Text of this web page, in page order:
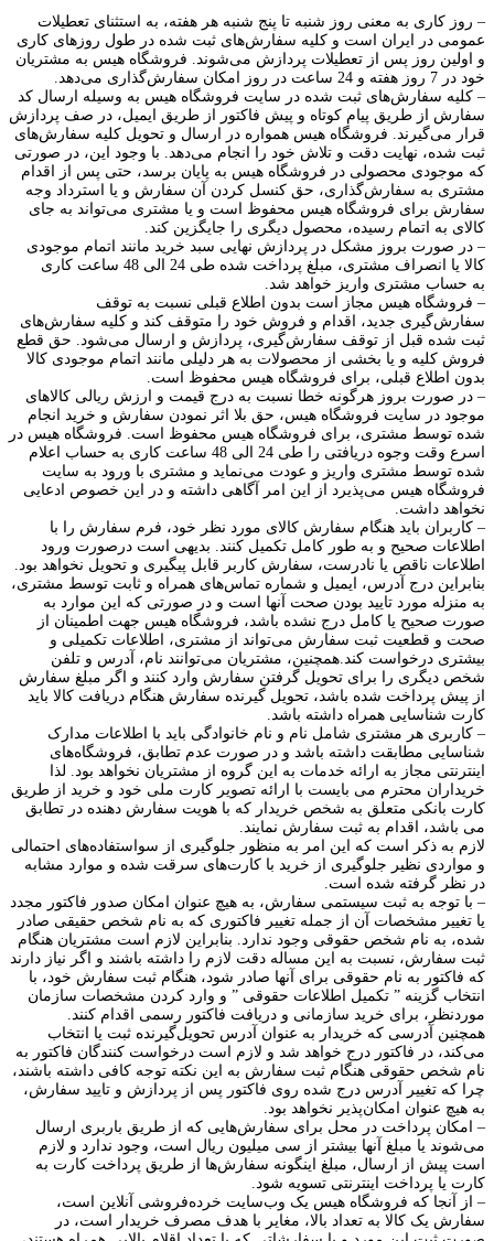
– روز کاری به معنی روز شنبه تا پنج شنبه هر هفته، به استثنای تعطیلات
عمومی در ایران است و کلیه سفارش‏‌های ثبت شده در طول روزهای کاری
و اولین روز پس از تعطیلات پردازش می‌‏شوند. فروشگاه هیس به مشتریان
خود در 7 روز هفته و 24 ساعت در روز امکان سفارش‌‏گذاری می‌‏دهد.
– کلیه سفارش‌‏های ثبت شده در سایت فروشگاه هیس به وسیله ارسال کد
سفارش از طریق پیام کوتاه و پیش فاکتور از طریق ایمیل، در صف پردازش
قرار می‏‌گیرند. فروشگاه هیس همواره در ارسال و تحویل کلیه سفارش‌‏های
ثبت شده، نهایت دقت و تلاش خود را انجام می‌دهد. با وجود این، در صورتی
که موجودی محصولی در فروشگاه هیس به پایان برسد، حتی پس از اقدام
مشتری به سفارش‌‏گذاری، حق کنسل کردن آن سفارش و یا استرداد وجه
سفارش برای فروشگاه هیس محفوظ است و یا مشتری می‏‌تواند به جای
کالای به اتمام رسیده، محصول دیگری را جایگزین کند.
– در صورت بروز مشکل در پردازش نهایی سبد خرید مانند اتمام موجودی
کالا یا انصراف مشتری، مبلغ پرداخت شده طی 24 الی 48 ساعت کاری
به حساب مشتری واریز خواهد شد.
– فروشگاه هیس مجاز است بدون اطلاع قبلی نسبت به توقف
سفارش‌‏گیری جدید، اقدام و فروش خود را متوقف کند و کلیه سفارش‌‏های
ثبت شده قبل از توقف سفارش‌‏گیری، پردازش و ارسال می‌‏شود. حق قطع
فروش کلیه و یا بخشی از محصولات به هر دلیلی مانند اتمام موجودی کالا
بدون اطلاع قبلی، برای فروشگاه هیس محفوظ است.
– در صورت بروز هرگونه خطا نسبت به درج قیمت و ارزش ریالی کالاهای
موجود در سایت فروشگاه هیس، حق بلا اثر نمودن سفارش و خرید انجام
شده توسط مشتری، برای فروشگاه هیس محفوظ است. فروشگاه هیس در
اسرع وقت وجوه دریافتی را طی 24 الی 48 ساعت کاری به حساب اعلام
شده توسط مشتری واریز و عودت می‌نماید و مشتری با ورود به سایت
فروشگاه هیس می‌پذیرد از این امر آگاهی داشته و در این خصوص ادعایی
نخواهد داشت.
– کاربران باید هنگام سفارش کالای مورد نظر خود، فرم سفارش را با
اطلاعات صحیح و به طور کامل تکمیل کنند. بدیهی است درصورت ورود
اطلاعات ناقص یا نادرست، سفارش کاربر قابل پیگیری و تحویل نخواهد بود.
بنابراین درج آدرس، ایمیل و شماره تماس‌های همراه و ثابت توسط مشتری،
به منزله مورد تایید بودن صحت آنها است و در صورتی که این موارد به
صورت صحیح یا کامل درج نشده باشد، فروشگاه هیس جهت اطمینان از
صحت و قطعیت ثبت سفارش می‌تواند از مشتری، اطلاعات تکمیلی و
بیشتری درخواست کند.همچنین، مشتریان می‌توانند نام، آدرس و تلفن
شخص دیگری را برای تحویل گرفتن سفارش وارد کنند و اگر مبلغ سفارش
از پیش پرداخت شده باشد، تحویل گیرنده سفارش هنگام دریافت کالا باید
کارت شناسایی همراه داشته باشد.
– کاربری هر مشتری شامل نام و نام خانوادگی باید با اطلاعات مدارک
شناسایی مطابقت داشته باشد و در صورت عدم تطابق، فروشگاه‌‌های
اینترنتی مجاز به ارائه خدمات به این گروه از مشتریان نخواهد بود. لذا
خریداران محترم می بایست با ارائه تصویر کارت ملی خود و خرید از طریق
کارت بانکی متعلق به شخص خریدار که با هویت سفارش دهنده در تطابق
می باشد، اقدام به ثبت سفارش نمایند.
لازم به ذکر است که این امر به منظور جلوگیری از سواستفاده‌های احتمالی
و مواردی نظیر جلوگیری از خرید با کارت‌های سرقت شده و موارد مشابه
در نظر گرفته شده است.
– با توجه به ثبت سیستمی سفارش، به هیچ عنوان امکان صدور فاکتور مجدد
یا تغییر مشخصات آن از جمله تغییر فاکتوری که به نام شخص حقیقی صادر
شده، به نام شخص حقوقی وجود ندارد. بنابراین لازم است مشتریان هنگام
ثبت سفارش، نسبت به این مساله دقت لازم را داشته باشند و اگر نیاز دارند
که فاکتور به نام حقوقی برای آنها صادر شود، هنگام ثبت سفارش خود، با
انتخاب گزینه ” تکمیل اطلاعات حقوقی ” و وارد کردن مشخصات سازمان
موردنظر، برای خرید سازمانی و دریافت فاکتور رسمی اقدام کنند.
همچنین آدرسی که خریدار به عنوان آدرس تحویل‌گیرنده ثبت یا انتخاب
می‌کند، در فاکتور درج خواهد شد و لازم است درخواست کنندگان فاکتور به
نام شخص حقوقی هنگام ثبت سفارش به این نکته توجه کافی داشته باشند،
چرا که تغییر آدرس درج شده روی فاکتور پس از پردازش و تایید سفارش،
به هیچ عنوان امکان‌پذیر نخواهد بود.
– امکان پرداخت در محل برای سفارش‌هایی که از طریق باربری ارسال
می‌شوند یا مبلغ آنها بیشتر از سی میلیون ریال است، وجود ندارد و لازم
است پیش از ارسال، مبلغ اینگونه سفارش‌ها از طریق پرداخت کارت به
کارت یا پرداخت اینترنتی تسویه شود.
– از آنجا که فروشگاه هیس یک وب‌سایت خرده‌فروشی آنلاین است،
سفارش یک کالا به تعداد بالا، مغایر با هدف مصرف خریدار است، در